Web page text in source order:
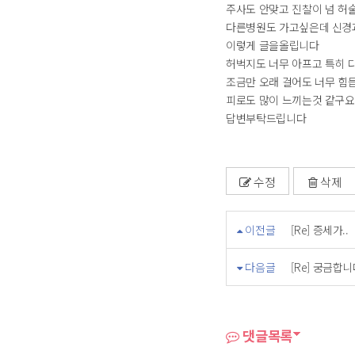
주사도 안맞고 진찰이 넘 허
다른병원도 가고싶은데 신
이렇게 글을올립니다
허벅지도 너무 아프고 특히
조금만 오래 걸어도 너무 힘
피로도 많이 느끼는것 같구요
답변부탁드립니다
수정 삭제
이전글 [Re] 증세가..
다음글 [Re] 궁금합
댓글목록